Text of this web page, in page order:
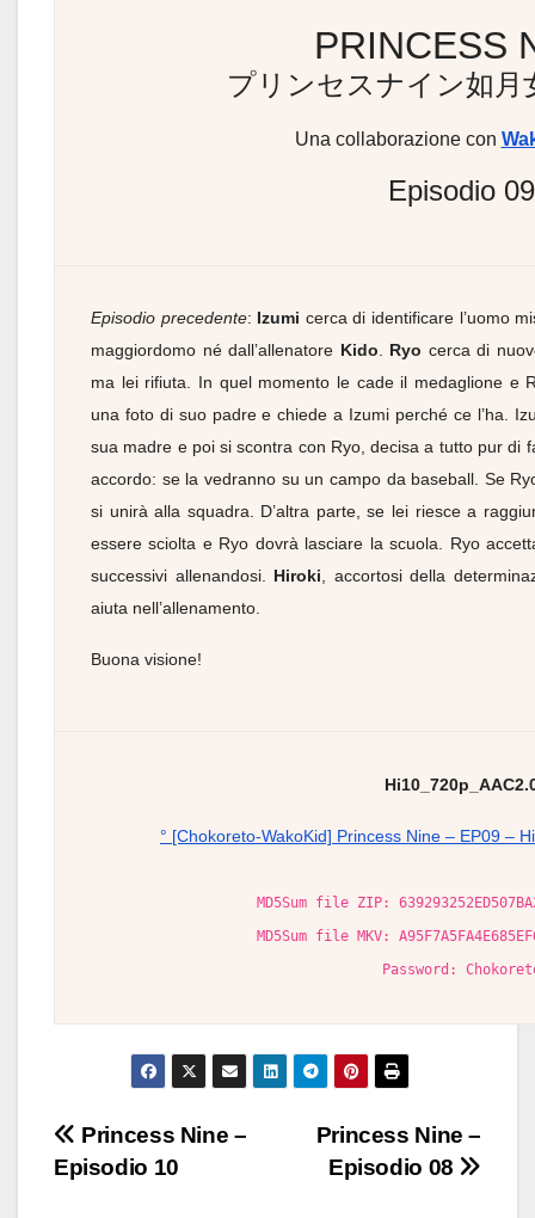
PRINCESS
プリンセスナイン如月
Una collaborazione con
Episodio 09
Episodio precedente: Izumi cerca di identificare l’uomo
maggiordomo né dall’allenatore Kido. Ryo cerca di
ma lei rifiuta. In quel momento le cade il medaglione e
una foto di suo padre e chiede a Izumi perché ce l’ha.
sua madre e poi si scontra con Ryo, decisa a tutto pur di
accordo: se la vedranno su un campo da baseball. Se
si unirà alla squadra. D’altra parte, se lei riesce a
essere sciolta e Ryo dovrà lasciare la scuola. Ryo
successivi allenandosi. Hiroki, accortosi della
aiuta nell’allenamento.
Buona visione!
° [Chokoreto-WakoKid] Princess Nine – EP09 –
MD5Sum file ZIP:
MD5Sum file MKV:
Password:
Navigazione
articoli
Princess Nine –
Episodio 08
Princess Nine –
Episodio 10